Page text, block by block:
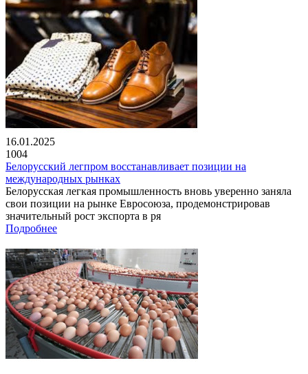
16.01.2025
1004
Белорусский легпром восстанавливает позиции на
международных рынках
Белорусская легкая промышленность вновь уверенно заняла
свои позиции на рынке Евросоюза, продемонстрировав
значительный рост экспорта в ря
Подробнее